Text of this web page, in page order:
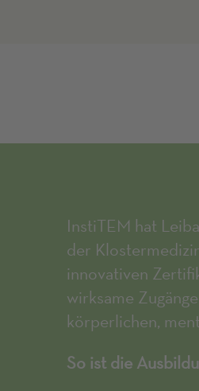
InstiTEM hat
der
innovativen
wirksame
körperlichen,
So ist die